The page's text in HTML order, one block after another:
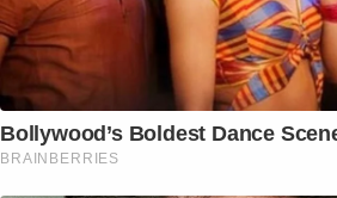
Bollywood’s Boldest Dance
BRAINBERRIES